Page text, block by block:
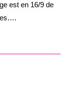
est en 16/9 de